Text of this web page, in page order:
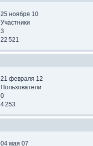
25 ноября 10
Участники
3
22 521
21 февраля 12
Пользователи
0
4 253
04 мая 07